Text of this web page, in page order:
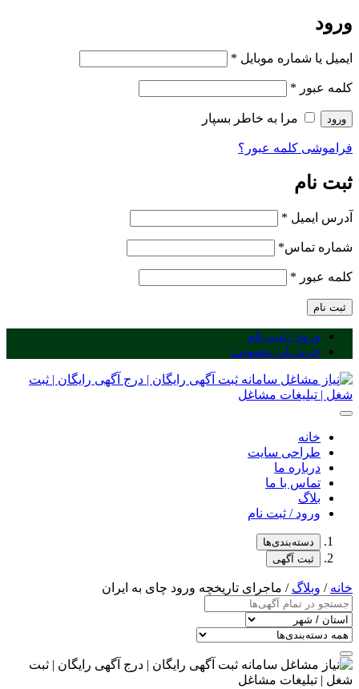
ورود
ایمیل یا شماره موبایل *
کلمه عبور *
ورود مرا به خاطر بسپار
فراموشی کلمه عبور؟
ثبت نام
آدرس ایمیل *
شماره تماس*
کلمه عبور *
ثبت نام
ورود / ثبت نام
خرید پلن عضویت
خانه
طراحی سایت
درباره ما
تماس با ما
بلاگ
ورود / ثبت نام
دسته‌بندی‌ها
ثبت آگهی
خانه / وبلاگ / ماجرای تاریخچه ورود چای به ایران